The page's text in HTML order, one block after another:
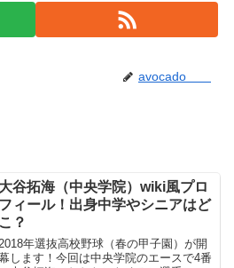
avocado
大谷拓海（中央学院）wiki風プロ
フィール！出身中学やシニアはど
こ？
年選抜高校野球（春の甲子園）が開
します！今回は中央学院のエースで4番